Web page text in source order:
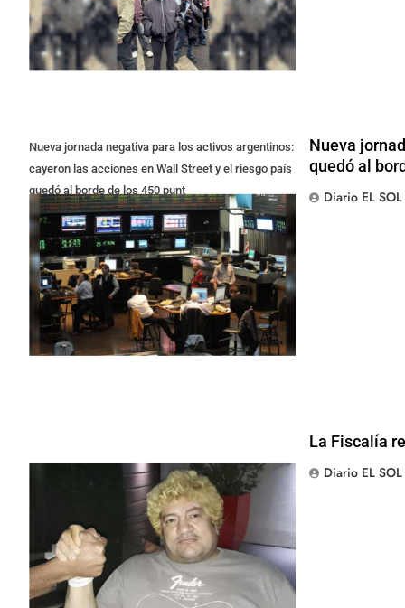
Nueva jornada negativa para los activos argentinos:
cayeron las acciones en Wall Street y el riesgo país
quedó al borde de los 450 punt
Nueva
quedó al
Diario EL SOL
La Fiscalía
Diario EL SOL